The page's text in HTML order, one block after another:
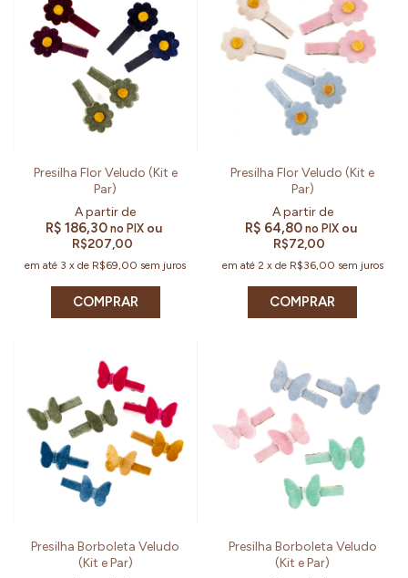
Presilha Flor Veludo (Kit e
Par)
R$ 186,30no PIX ou
R$207,00
em até 3 xde R$69,00 sem juros
COMPRAR
Presilha Flor Veludo (Kit e
Par)
R$ 64,80no PIX ou
R$72,00
em até 2 x de R$36,00 sem juros
COMPRAR
Presilha Borboleta Veludo
(Kit e Par)
Presilha Borboleta Veludo
(Kit e Par)